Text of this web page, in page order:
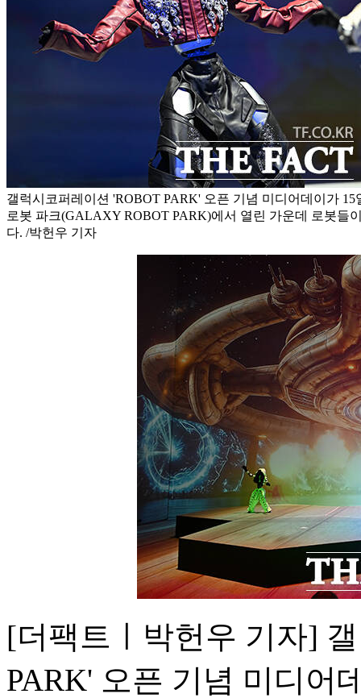
갤럭시코퍼레이션 'ROBOT PARK' 오픈 기념 미디어데이가
로봇 파크(GALAXY ROBOT PARK)에서 열린 가운데 로봇들
다. /박헌우 기자
[더팩트ㅣ박헌우 기자]
PARK' 오픈 기념 미디어